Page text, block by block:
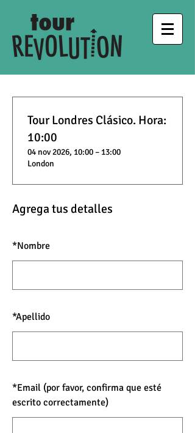
Agrega tus detalles
*Nombre
*Apellido
*Email (por favor, confirma que esté
escrito correctamente)
Tour Londres Clásico. Hora:
10:00
04 nov 2026, 10:00 – 13:00
London